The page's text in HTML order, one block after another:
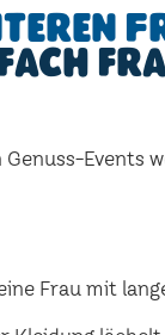
Genuss-Events